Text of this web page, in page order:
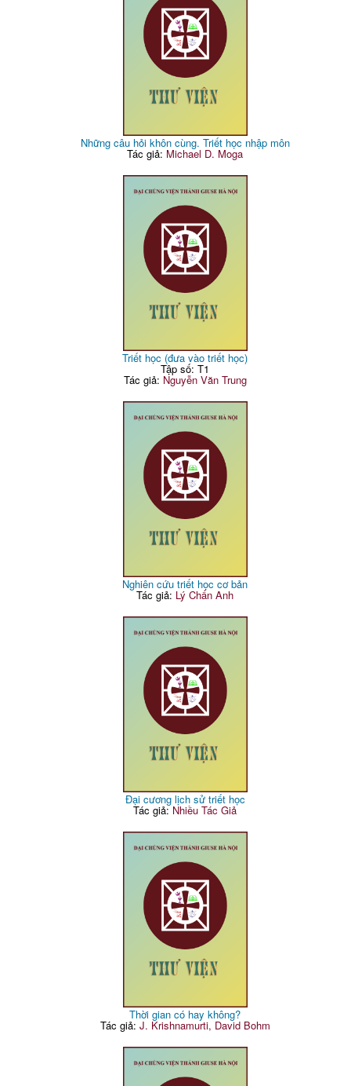
Những câu hỏi khôn cùng. Triết học nhập môn
Tác giả: Michael D. Moga
Triết học (đưa vào triết học)
Tập số: T1
Tác giả: Nguyễn Văn Trung
Nghiên cứu triết học cơ bản
Tác giả: Lý Chấn Anh
Đại cương lịch sử triết học
Tác giả:Nhiều Tác Giả
Thời gian có hay không?
Tác giả: J. Krishnamurti, David Bohm